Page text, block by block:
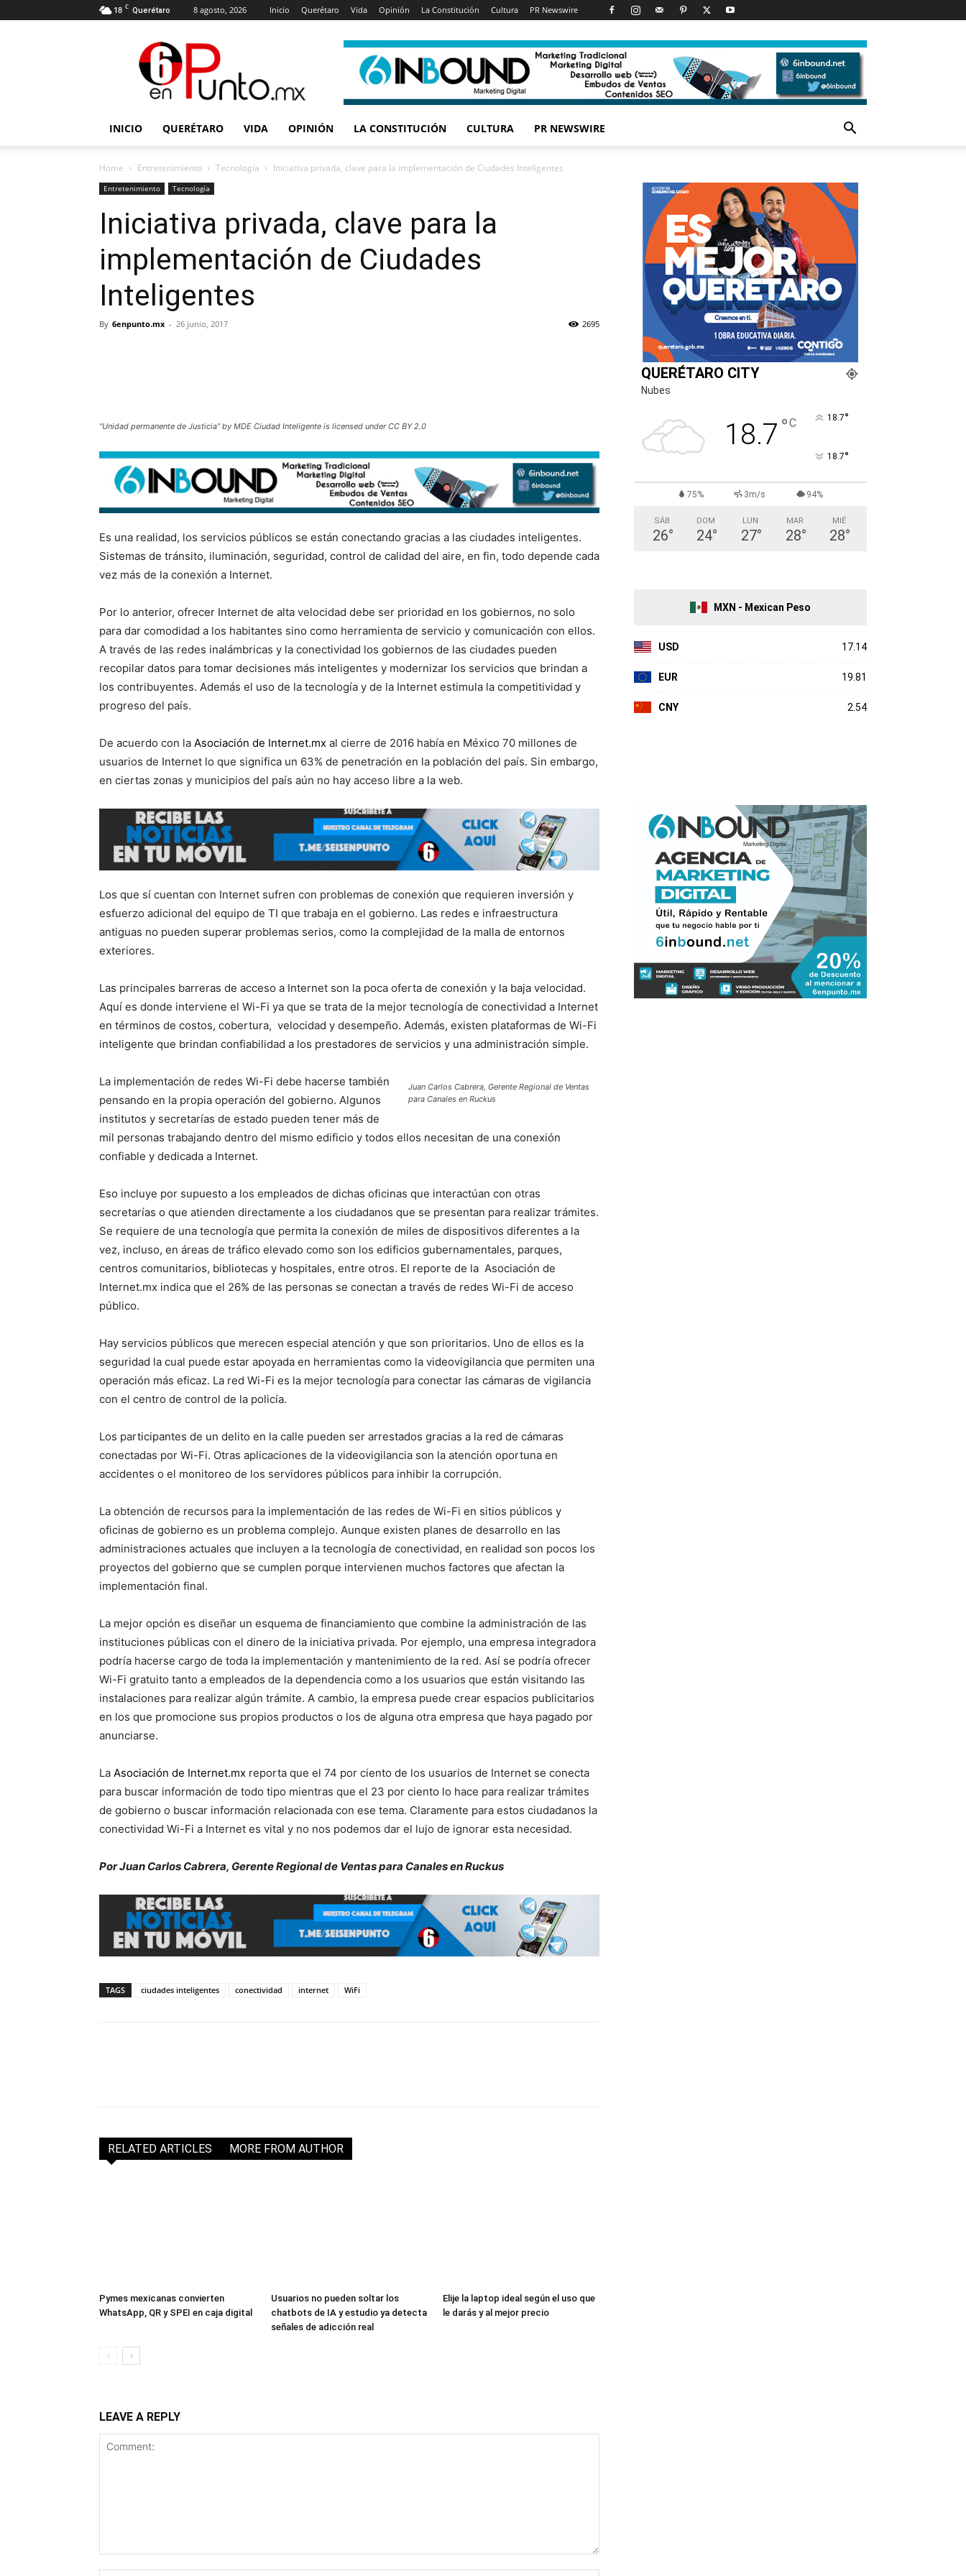
18 C Querétaro 8 agosto, 2026 Inicio Querétaro Vida Opinión La Constitución Cultura PR Newswire
punto
INICIO QUERÉTARO VIDA OPINIÓN LA CONSTITUCIÓN CULTURA PR NEWSWIRE
Home Entretenimiento Tecnología Iniciativa privada, clave para la implementación de Ciudades Inteligentes
Entretenimiento Tecnología
Iniciativa privada, clave para la
implementación de Ciudades
Inteligentes
By 6enpunto.mx - 26 junio, 2017 2695
“Unidad permanente de Justicia” by MDE Ciudad Inteligente is licensed under CC BY 2.0
Es una realidad, los servicios públicos se están conectando gracias a las ciudades inteligentes.
Sistemas de tránsito, iluminación, seguridad, control de calidad del aire, en fin, todo depende cada
vez más de la conexión a Internet.
Por lo anterior, ofrecer Internet de alta velocidad debe ser prioridad en los gobiernos, no solo
para dar comodidad a los habitantes sino como herramienta de servicio y comunicación con ellos.
A través de las redes inalámbricas y la conectividad los gobiernos de las ciudades pueden
recopilar datos para tomar decisiones más inteligentes y modernizar los servicios que brindan a
los contribuyentes. Además el uso de la tecnología y de la Internet estimula la competitividad y
progreso del país.
De acuerdo con la Asociación de Internet.mx al cierre de 2016 había en México 70 millones de
usuarios de Internet lo que significa un 63% de penetración en la población del país. Sin embargo,
en ciertas zonas y municipios del país aún no hay acceso libre a la web.
Los que sí cuentan con Internet sufren con problemas de conexión que requieren inversión y
esfuerzo adicional del equipo de TI que trabaja en el gobierno. Las redes e infraestructura
antiguas no pueden superar problemas serios, como la complejidad de la malla de entornos
exteriores.
Las principales barreras de acceso a Internet son la poca oferta de conexión y la baja velocidad.
Aquí es donde interviene el Wi-Fi ya que se trata de la mejor tecnología de conectividad a Internet
en términos de costos, cobertura, velocidad y desempeño. Además, existen plataformas de Wi-Fi
inteligente que brindan confiabilidad a los prestadores de servicios y una administración simple.
Juan Carlos Cabrera, Gerente Regional de Ventas
para Canales en Ruckus
La implementación de redes Wi-Fi debe hacerse también
pensando en la propia operación del gobierno. Algunos
institutos y secretarías de estado pueden tener más de
mil personas trabajando dentro del mismo edificio y todos ellos necesitan de una conexión
confiable y dedicada a Internet.
Eso incluye por supuesto a los empleados de dichas oficinas que interactúan con otras
secretarías o que atienden directamente a los ciudadanos que se presentan para realizar trámites.
Se requiere de una tecnología que permita la conexión de miles de dispositivos diferentes a la
vez, incluso, en áreas de tráfico elevado como son los edificios gubernamentales, parques,
centros comunitarios, bibliotecas y hospitales, entre otros. El reporte de la Asociación de
Internet.mx indica que el 26% de las personas se conectan a través de redes Wi-Fi de acceso
público.
Hay servicios públicos que merecen especial atención y que son prioritarios. Uno de ellos es la
seguridad la cual puede estar apoyada en herramientas como la videovigilancia que permiten una
operación más eficaz. La red Wi-Fi es la mejor tecnología para conectar las cámaras de vigilancia
con el centro de control de la policía.
Los participantes de un delito en la calle pueden ser arrestados gracias a la red de cámaras
conectadas por Wi-Fi. Otras aplicaciones de la videovigilancia son la atención oportuna en
accidentes o el monitoreo de los servidores públicos para inhibir la corrupción.
La obtención de recursos para la implementación de las redes de Wi-Fi en sitios públicos y
oficinas de gobierno es un problema complejo. Aunque existen planes de desarrollo en las
administraciones actuales que incluyen a la tecnología de conectividad, en realidad son pocos los
proyectos del gobierno que se cumplen porque intervienen muchos factores que afectan la
implementación final.
La mejor opción es diseñar un esquema de financiamiento que combine la administración de las
instituciones públicas con el dinero de la iniciativa privada. Por ejemplo, una empresa integradora
podría hacerse cargo de toda la implementación y mantenimiento de la red. Así se podría ofrecer
Wi-Fi gratuito tanto a empleados de la dependencia como a los usuarios que están visitando las
instalaciones para realizar algún trámite. A cambio, la empresa puede crear espacios publicitarios
en los que promocione sus propios productos o los de alguna otra empresa que haya pagado por
anunciarse.
La Asociación de Internet.mx reporta que el 74 por ciento de los usuarios de Internet se conecta
para buscar información de todo tipo mientras que el 23 por ciento lo hace para realizar trámites
de gobierno o buscar información relacionada con ese tema. Claramente para estos ciudadanos la
conectividad Wi-Fi a Internet es vital y no nos podemos dar el lujo de ignorar esta necesidad.
Por Juan Carlos Cabrera, Gerente Regional de Ventas para Canales en Ruckus
TAGS ciudades inteligentes conectividad internet WiFi
RELATED ARTICLES MORE FROM AUTHOR
Pymes mexicanas convierten
WhatsApp, QR y SPEI en caja digital
Usuarios no pueden soltar los
chatbots de IA y estudio ya detecta
señales de adicción real
Elije la laptop ideal según el uso que
le darás y al mejor precio
LEAVE A REPLY
QUERÉTARO CITY
Nubes
18.7 °C 18.7°
18.7°
75% 3m/s 94%
SÁB
26°
DOM
24°
LUN
27°
MAR
28°
MIÉ
28°
MXN - Mexican Peso
USD 17.14
EUR 19.81
CNY 2.54